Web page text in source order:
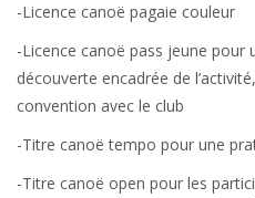
-Licence canoë pagaie couleur
-Licence canoë pass jeune pour
découverte encadrée de
convention avec le club
-Titre canoë tempo pour une
-Titre canoë open pour les